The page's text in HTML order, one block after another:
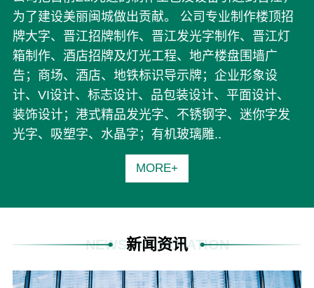
为了建设美丽闽城做出贡献。 公司专业制作楼顶招
牌大字、晋江招牌制作、晋江发光字制作、晋江灯
箱制作、酒店招牌及灯光工程、地产楼盘围墙广
告；商场、酒店、地铁标识导示牌；企业形象设
计、VI设计、标志设计、品包装设计、平面设计、
装饰设计；港式精品发光字、不锈钢字、迷你字发
光字、吸塑字、水晶字；有机玻璃雕..
MORE+
新闻资讯
NEWS INFORMATION